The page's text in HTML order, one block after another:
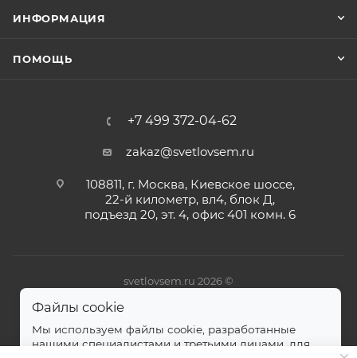
ИНФОРМАЦИЯ
ПОМОЩЬ
+7 499 372-04-62
zakaz@svetlovsem.ru
108811, г. Москва, Киевское шоссе,
22-й километр, вл4, блок Д,
подъезд 20, эт. 4, офис 401 комн. 6
svetlovsem.ru 2026 ©
Файлы cookie
Мы используем файлы cookie, разработанные
нашими специалистами и третьими лицами, для